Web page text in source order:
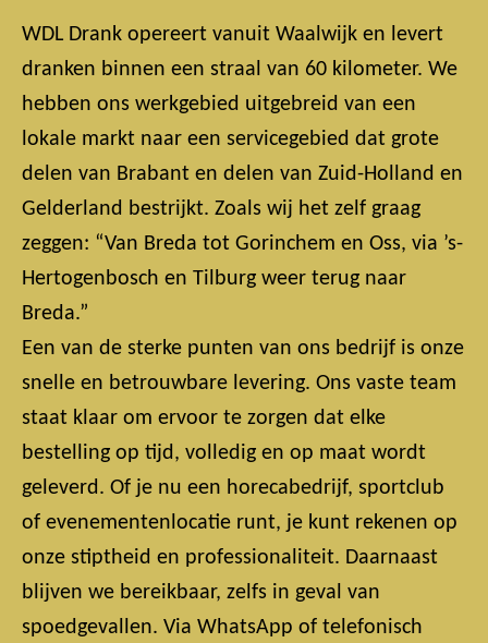
WDL Drank opereert vanuit Waalwijk en levert
dranken binnen een straal van 60 kilometer. We
hebben ons werkgebied uitgebreid van een
lokale markt naar een servicegebied dat grote
delen van Brabant en delen van Zuid-Holland en
Gelderland bestrijkt. Zoals wij het zelf graag
zeggen: “Van Breda tot Gorinchem en Oss, via ’s-
Hertogenbosch en Tilburg weer terug naar
Breda.”
Een van de sterke punten van ons bedrijf is onze
snelle en betrouwbare levering. Ons vaste team
staat klaar om ervoor te zorgen dat elke
bestelling op tijd, volledig en op maat wordt
geleverd. Of je nu een horecabedrijf, sportclub
of evenementenlocatie runt, je kunt rekenen op
onze stiptheid en professionaliteit. Daarnaast
blijven we bereikbaar, zelfs in geval van
spoedgevallen. Via WhatsApp of telefonisch